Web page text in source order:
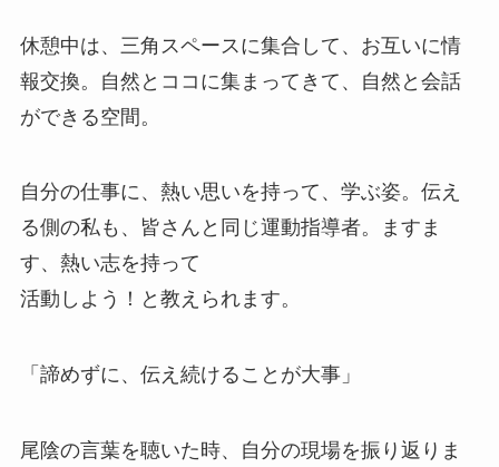
休憩中は、三角スペースに集合して、お互いに情
報交換。自然とココに集まってきて、自然と会話
ができる空間。
自分の仕事に、熱い思いを持って、学ぶ姿。伝え
る側の私も、皆さんと同じ運動指導者。ますま
す、熱い志を持って
活動しよう！と教えられます。
「諦めずに、伝え続けることが大事」
尾陰の言葉を聴いた時、自分の現場を振り返りま